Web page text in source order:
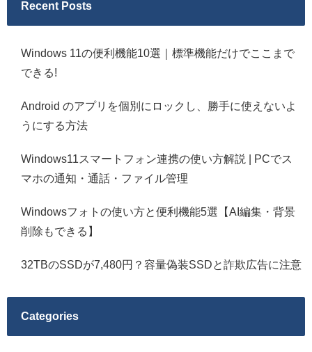
Recent Posts
Windows 11の便利機能10選｜標準機能だけでここまで
できる!
Android のアプリを個別にロックし、勝手に使えないよ
うにする方法
Windows11スマートフォン連携の使い方解説 | PCでス
マホの通知・通話・ファイル管理
Windowsフォトの使い方と便利機能5選【AI編集・背景
削除もできる】
32TBのSSDが7,480円？容量偽装SSDと詐欺広告に注意
Categories